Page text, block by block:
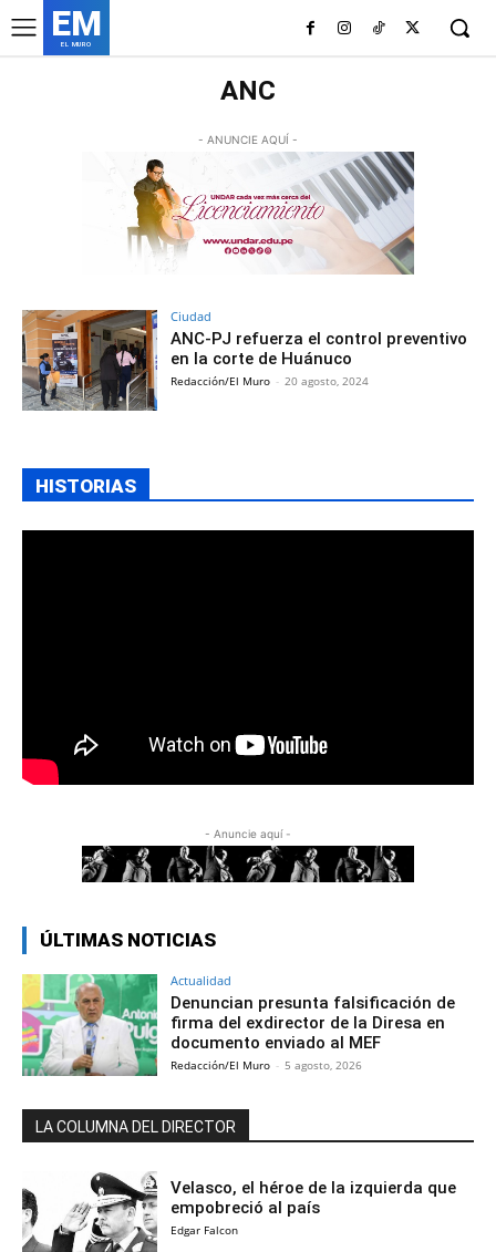
EM
EL MURO
ANC
- ANUNCIE AQUÍ -
Ciudad
ANC-PJ refuerza el control preventivo
en la corte de Huánuco
Redacción/El Muro - 20 agosto, 2024
HISTORIAS
- Anuncie aquí -
ÚLTIMAS NOTICIAS
Actualidad
Denuncian presunta falsificación de
firma del exdirector de la Diresa en
documento enviado al MEF
Redacción/El Muro - 5 agosto, 2026
LA COLUMNA DEL DIRECTOR
Velasco, el héroe de la izquierda que
empobreció al país
Edgar Falcon